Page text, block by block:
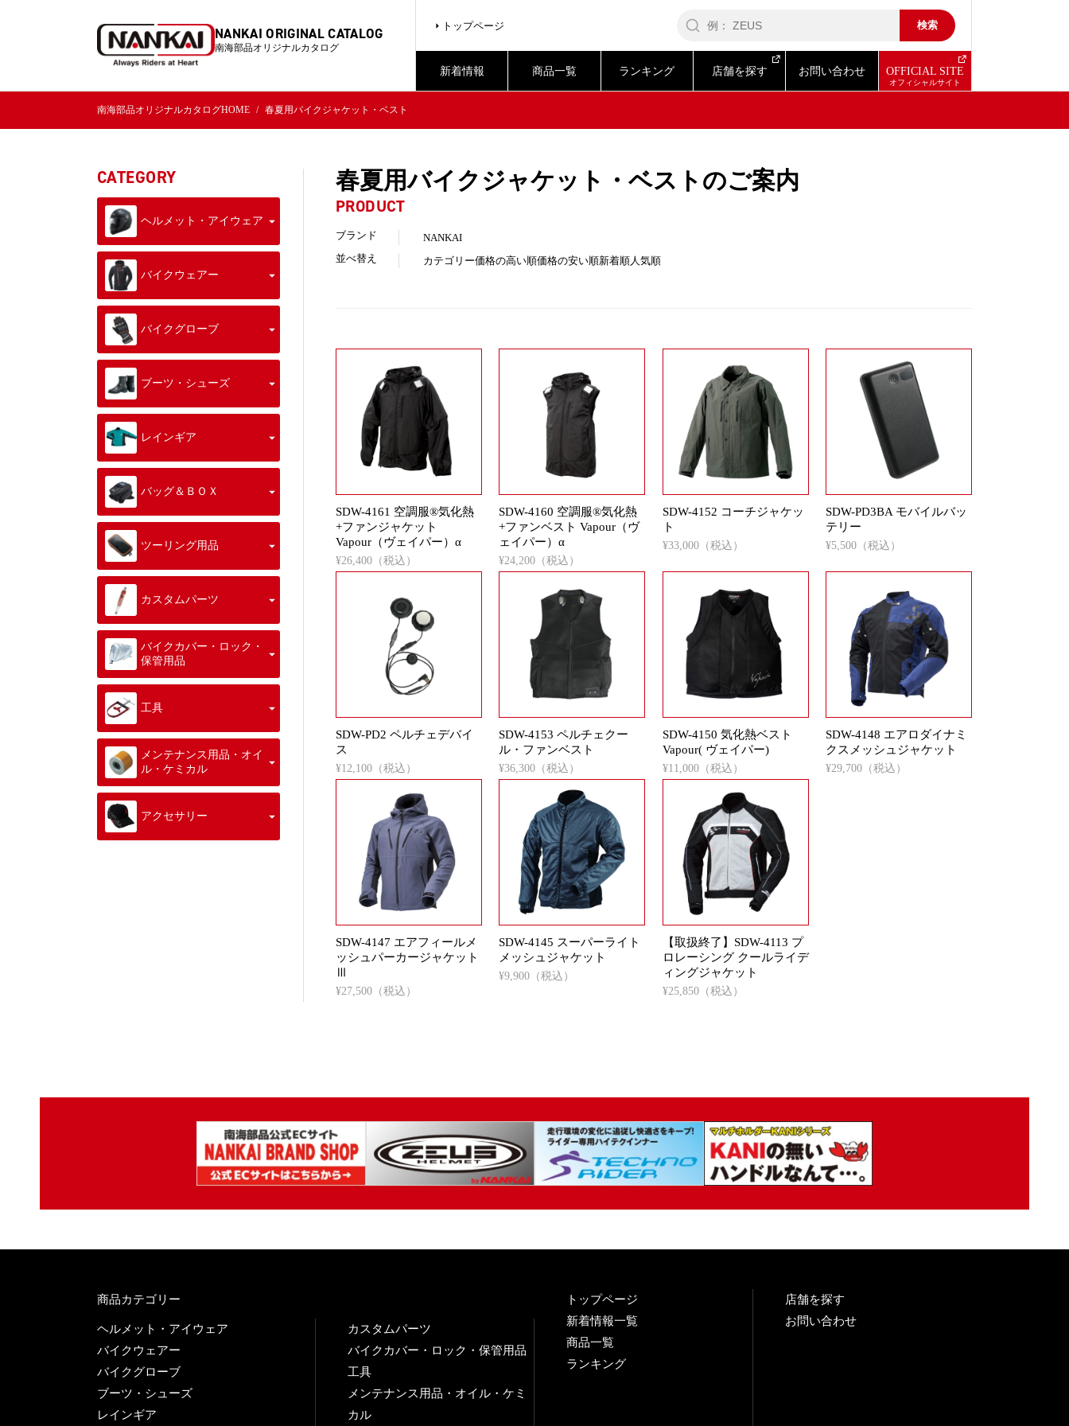
NANKAI ORIGINAL CATALOG
南海部品オリジナルカタログ
トップページ
新着情報 商品一覧 ランキング 店舗を探す お問い合わせ OFFICIAL SITE
南海部品オリジナルカタログHOME 春夏用バイクジャケット・ベスト
春夏用バイクジャケット・ベストのご案内
PRODUCT
ブランド
NANKAI
並べ替え
カテゴリー価格の高い順価格の安い順新着順人気順
SDW-4161 空調服®気化熱
+ファンジャケット
Vapour（ヴェイパー）α
¥26,400（税込）
SDW-4160 空調服®気化熱
+ファンベスト Vapour（ヴ
ェイパー）α
¥24,200（税込）
SDW-4152 コーチジャケッ
ト
¥33,000（税込）
SDW-PD3BA モバイルバッ
テリー
¥5,500（税込）
SDW-PD2 ペルチェデバイ
ス
¥12,100（税込）
SDW-4153 ペルチェクー
ル・ファンベスト
¥36,300（税込）
SDW-4150 気化熱ベスト
Vapour( ヴェイパー)
¥11,000（税込）
SDW-4148 エアロダイナミ
クスメッシュジャケット
¥29,700（税込）
SDW-4147 エアフィールメ
ッシュパーカージャケット
Ⅲ
¥27,500（税込）
SDW-4145 スーパーライト
メッシュジャケット
¥9,900（税込）
【取扱終了】SDW-4113 プ
ロレーシング クールライデ
ィングジャケット
¥25,850（税込）
CATEGORY
ヘルメット・アイウェア
バイクウェアー
バイクグローブ
ブーツ・シューズ
レインギア
バッグ＆ＢＯＸ
ツーリング用品
カスタムパーツ
バイクカバー・ロック・
保管用品
工具
メンテナンス用品・オイ
ル・ケミカル
アクセサリー
商品カテゴリー
ヘルメット・アイウェア
バイクウェアー
バイクグローブ
ブーツ・シューズ
レインギア
カスタムパーツ
バイクカバー・ロック・保管用品
工具
メンテナンス用品・オイル・ケミ
カル
トップページ
新着情報一覧
商品一覧
ランキング
店舗を探す
お問い合わせ